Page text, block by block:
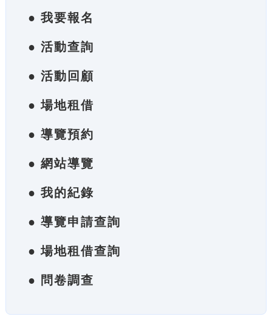
● 我要報名
● 活動查詢
● 活動回顧
● 場地租借
● 導覽預約
● 網站導覽
● 我的紀錄
● 導覽申請查詢
● 場地租借查詢
● 問卷調查